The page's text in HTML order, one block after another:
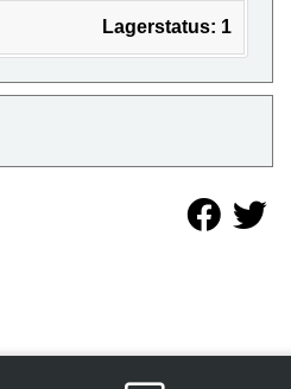
Lagerstatus: 1